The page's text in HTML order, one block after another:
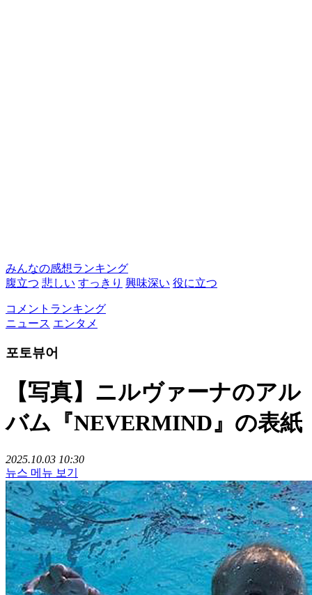
みんなの感想ランキング
腹立つ 悲しい すっきり 興味深い 役に立つ
コメントランキング
ニュース エンタメ
포토뷰어
【写真】ニルヴァーナのアル
バム『NEVERMIND』の表紙
2025.10.03 10:30
뉴스 메뉴 보기